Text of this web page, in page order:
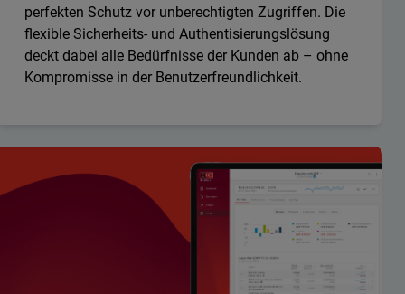
perfekten Schutz vor unberechtigten Zugriffen. Die
flexible Sicherheits- und Authentisierungslösung
deckt dabei alle Bedürfnisse der Kunden ab – ohne
Kompromisse in der Benutzerfreundlichkeit.